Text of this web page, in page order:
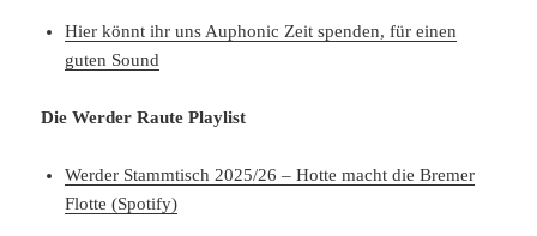
Hier könnt ihr uns Auphonic Zeit spenden, für einen
guten Sound
Die Werder Raute Playlist
Werder Stammtisch 2025/26 – Hotte macht die Bremer
Flotte (Spotify)